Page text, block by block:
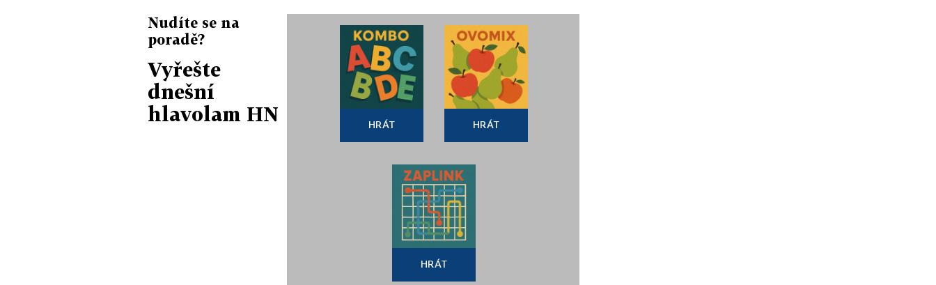
Nudíte se na
poradě?
Vyřešte
dnešní
hlavolam HN
HRÁT HRÁT
HRÁT